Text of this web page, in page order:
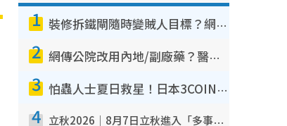
1 裝修拆鐵閘隨時變賊人目標？網民揭2大關鍵用途：裝新式等於白裝？附新舊鐵閘分別
2 網傳公院改用內地/副廠藥？醫生拆解正副廠分別 揭4類人換藥隨時出事
3 怕蟲人士夏日救星！日本3COINS爆紅驅蟲神器$45起 1招「全程免觸碰」輕鬆搞定小強
4 立秋2026｜8月7日立秋進入「多事之秋」 3件事唔做得！專家教6招開運 清枱頭／銀包納氣接好運